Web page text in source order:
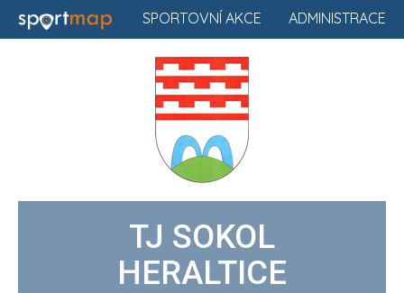
ADMINISTRACE
SPORTOVNÍ AKCE
TJ SOKOL
HERALTICE